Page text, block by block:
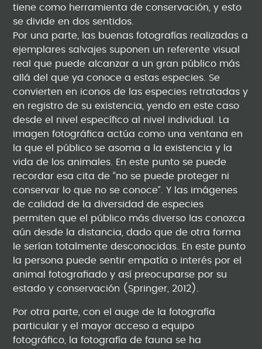
tiene como herramienta de conservación, y esto
se divide en dos sentidos.
Por una parte, las buenas fotografías realizadas a
ejemplares salvajes suponen un referente visual
real que puede alcanzar a un gran público más
allá del que ya conoce a estas especies. Se
convierten en iconos de las especies retratadas y
en registro de su existencia, yendo en este caso
desde el nivel específico al nivel individual. La
imagen fotográfica actúa como una ventana en
la que el público se asoma a la existencia y la
vida de los animales. En este punto se puede
recordar esa cita de “no se puede proteger ni
conservar lo que no se conoce”. Y las imágenes
de calidad de la diversidad de especies
permiten que el público más diverso las conozca
aún desde la distancia, dado que de otra forma
le serían totalmente desconocidas. En este punto
la persona puede sentir empatía o interés por el
animal fotografiado y así preocuparse por su
estado y conservación (Springer, 2012).
Por otra parte, con el auge de la fotografía
particular y el mayor acceso a equipo
fotográfico, la fotografía de fauna se ha